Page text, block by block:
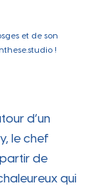
et de son
!
d’un
le chef
de
qui